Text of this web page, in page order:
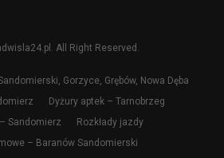
All Right Reserved.
Gorzyce, Grębów, Nowa Dęba
Dyżury aptek – Tarnobrzeg
Sandomierz
Rozkłady jazdy
– Baranów Sandomierski